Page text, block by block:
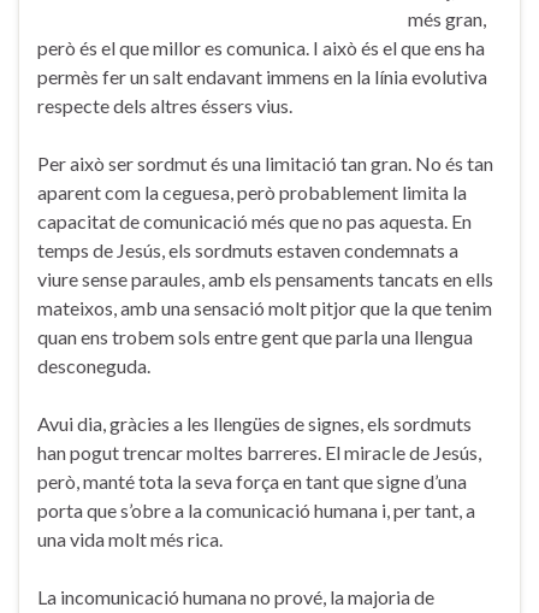
més gran,
però és el que millor es comunica. I això és el que ens ha
permès fer un salt endavant immens en la línia evolutiva
respecte dels altres éssers vius.
Per això ser sordmut és una limitació tan gran. No és tan
aparent com la ceguesa, però probablement limita la
capacitat de comunicació més que no pas aquesta. En
temps de Jesús, els sordmuts estaven condemnats a
viure sense paraules, amb els pensaments tancats en ells
mateixos, amb una sensació molt pitjor que la que tenim
quan ens trobem sols entre gent que parla una llengua
desconeguda.
Avui dia, gràcies a les llengües de signes, els sordmuts
han pogut trencar moltes barreres. El miracle de Jesús,
però, manté tota la seva força en tant que signe d’una
porta que s’obre a la comunicació humana i, per tant, a
una vida molt més rica.
La incomunicació humana no prové, la majoria de